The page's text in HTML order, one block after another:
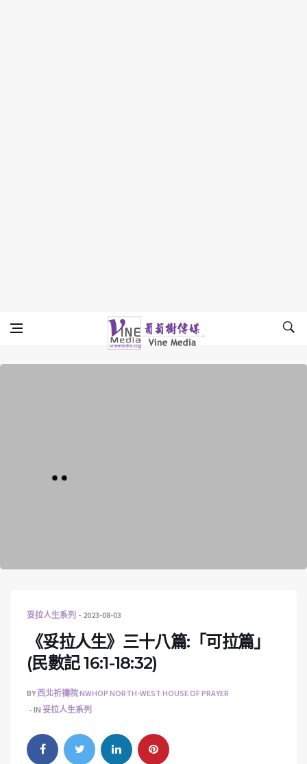
Vine Media
葡萄樹傳媒
妥拉人生系列 2023-08-03
《妥拉人生》三十八篇:「可拉篇」
(民數記 16:1-18:32)
BY西北祈禱院 NWHOP NORTH-WEST HOUSE OF PRAYER
IN 妥拉人生系列